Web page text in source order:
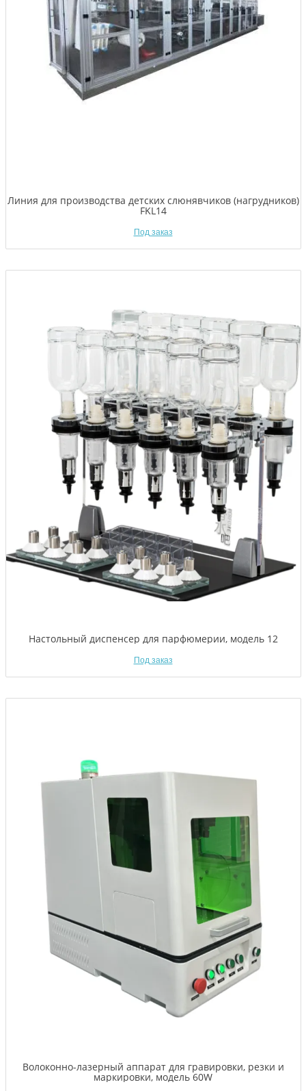
Линия для производства детских слюнявчиков (нагрудников)
FKL14
Под заказ
Настольный диспенсер для парфюмерии, модель 12
Под заказ
Волоконно-лазерный аппарат для гравировки, резки и
маркировки, модель 60W